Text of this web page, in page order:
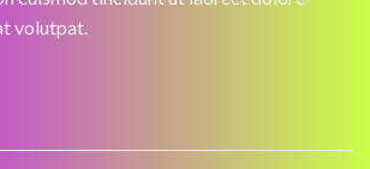
volutpat.